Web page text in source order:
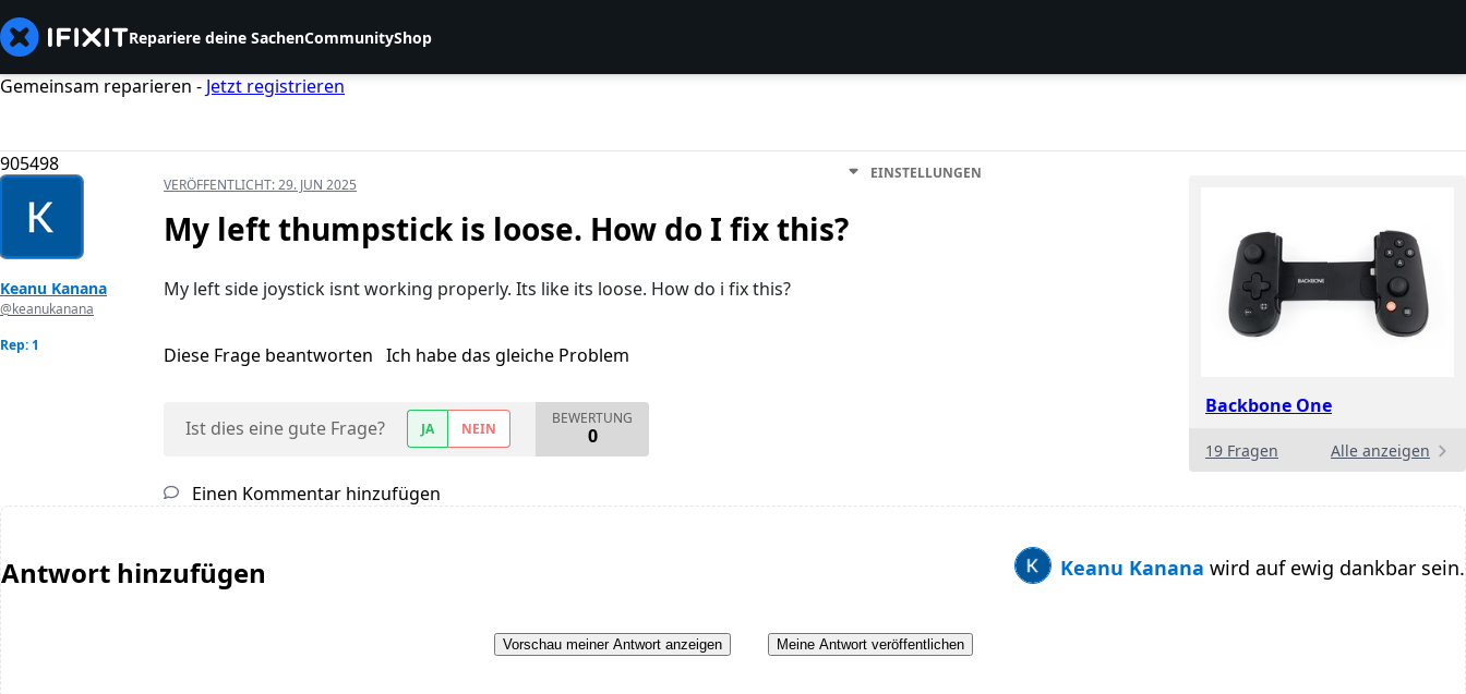
Repariere deine SachenCommunityShop
Gemeinsam reparieren - Jetzt registrieren
905498
Backbone One
19 Fragen Alle anzeigen
Keanu Kanana
@keanukanana
Rep: 1
VERÖFFENTLICHT:29. JUN 2025
EINSTELLUNGEN
My left thumpstick is loose. How do I fix this?
My left side joystick isnt working properly. Its like its loose. How do i fix this?
Diese Frage beantworten Ich habe das gleiche Problem
Ist dies eine gute Frage? JA NEIN
BEWERTUNG
0
Einen Kommentar hinzufügen
Antwort hinzufügen Keanu Kanana wird auf ewig dankbar sein.
Vorschau meiner Antwort anzeigen Meine Antwort veröffentlichen